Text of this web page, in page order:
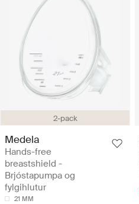
2-pack
Medela
Hands-free
breastshield -
Brjóstapumpa og
fylgihlutur
21 MM